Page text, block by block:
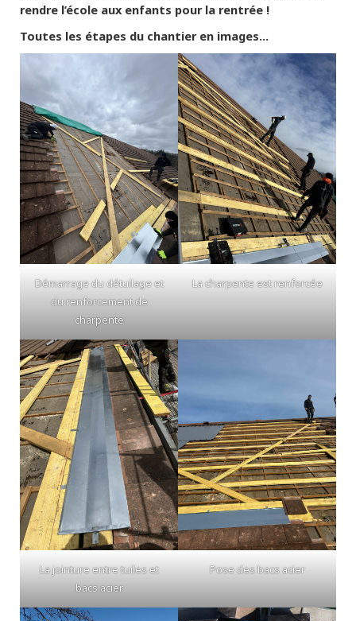
rendre l’école aux enfants pour la rentrée !
Toutes les étapes du chantier en images…
Démarrage du détuilage et
du renforcement de
charpente
La charpente est renforcée
La jointure entre tuiles et
bacs acier
Pose des bacs acier